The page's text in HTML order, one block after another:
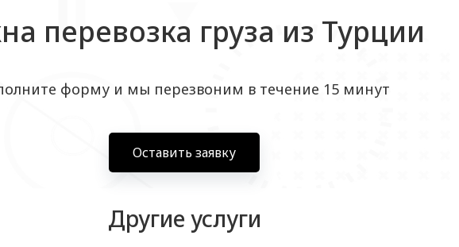
перевозка груза из Турции
форму и мы перезвоним в течение 15 минут
Оставить заявку
Другие услуги